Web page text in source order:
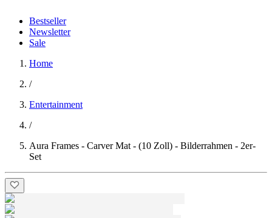
Bestseller
Newsletter
Sale
Home
/
Entertainment
/
Aura Frames - Carver Mat - (10 Zoll) - Bilderrahmen - 2er-
Set